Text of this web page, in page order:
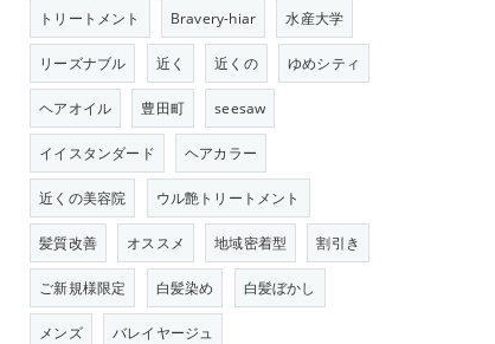
トリートメント Bravery-hiar 水産大学
リーズナブル 近く 近くの ゆめシティ
ヘアオイル 豊田町 seesaw
イイスタンダード ヘアカラー
近くの美容院 ウル艶トリートメント
髪質改善 オススメ 地域密着型 割引き
ご新規様限定 白髪染め 白髪ぼかし
メンズ バレイヤージュ